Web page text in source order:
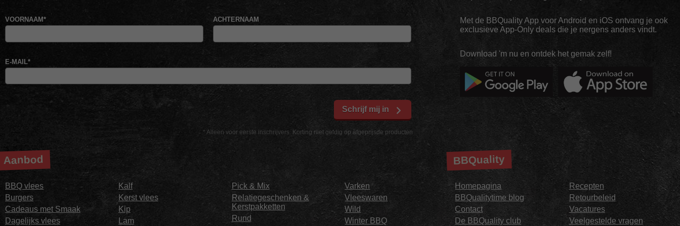
* Alleen voor eerste inschrijvers. Korting niet geldig op afgeprijsde producten
VOORNAAM* ACHTERNAAM
E-MAIL*
Schrijf mij in
Met de BBQuality App voor Android en iOS ontvang je ook
exclusieve App-Only deals die je nergens anders vindt.
Download 'm nu en ontdek het gemak zelf!
Aanbod
BBQ vlees
Burgers
Cadeaus met Smaak
Dagelijks vlees
Kalf
Kerst vlees
Kip
Lam
Pick & Mix
Relatiegeschenken &
Kerstpakketten
Rund
Varken
Vleeswaren
Wild
Winter BBQ
BBQuality
Homepagina
BBQualitytime blog
Contact
De BBQuality club
Recepten
Retourbeleid
Vacatures
Veelgestelde vragen